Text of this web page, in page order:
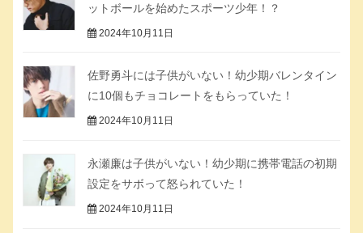
ットボールを始めたスポーツ少年！？
2024年10月11日
佐野勇斗には子供がいない！幼少期バレンタイン
に10個もチョコレートをもらっていた！
2024年10月11日
永瀬廉は子供がいない！幼少期に携帯電話の初期
設定をサボって怒られていた！
2024年10月11日